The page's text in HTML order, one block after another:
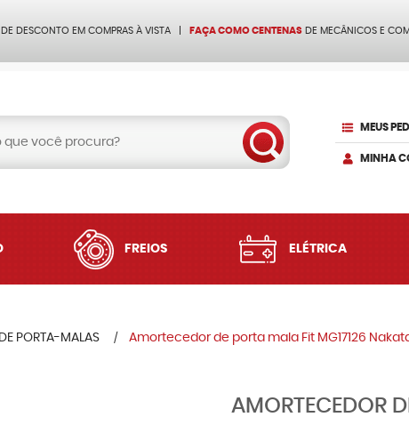
DE DESCONTO EM COMPRAS À VISTA FAÇA COMO CENTENAS DE MECÂNICOS E
MEUS
MINHA
FREIOS ELÉTRICA
PORTA-MALAS Amortecedor de porta mala Fit MG17126
AMORTECEDOR